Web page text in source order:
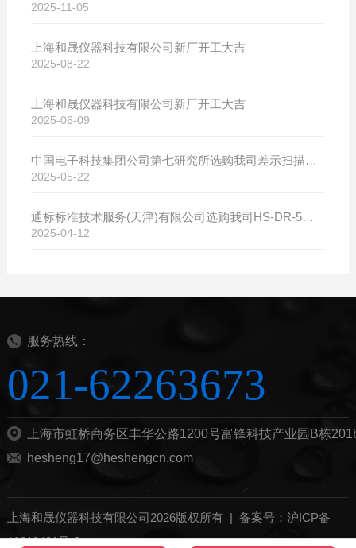
2025-11-05
上海和晟仪器科技有限公司新厂开工大吉
2025-08-22
上海和晟仪器科技有限公司新厂开工大吉
2025-06-09
中国电子科技集团公司第七研究所选购我司差示扫描量热仪
2025-05-22
通标标准技术服务(天津)有限公司选购我司HS-DR-5导热系数测试仪
2025-04-12
服务热线：
021-62263673
上海市虹桥商务区丰华公路1200号富锋科技产业园B栋
hesheng17@heshengcn.com
上海和晟仪器科技有限公司2026版权所有 | 备案号：沪ICP备
10012421号-8